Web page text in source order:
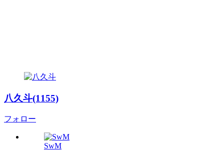
八久斗(1155)
フォロー
SwM